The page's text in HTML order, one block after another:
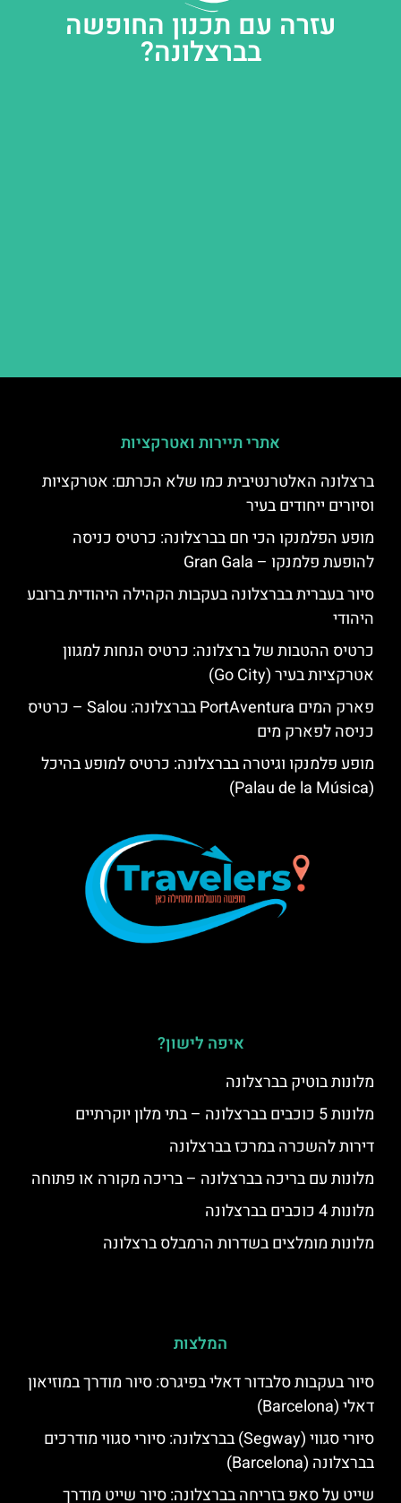
עזרה עם תכנון החופשה
בברצלונה?
אתרי תיירות ואטרקציות
ברצלונה האלטרנטיבית כמו שלא הכרתם: אטרקציות
וסיורים ייחודים בעיר
מופע הפלמנקו הכי חם בברצלונה: כרטיס כניסה
להופעת פלמנקו – Gran Gala
סיור בעברית בברצלונה בעקבות הקהילה היהודית ברובע
היהודי
כרטיס ההטבות של ברצלונה: כרטיס הנחות למגוון
אטרקציות בעיר (Go City)
פארק המים PortAventura בברצלונה: Salou – כרטיס
כניסה לפארק מים
מופע פלמנקו וגיטרה בברצלונה: כרטיס למופע בהיכל
(Palau de la Música)
איפה לישון?
מלונות בוטיק בברצלונה
מלונות 5 כוכבים בברצלונה – בתי מלון יוקרתיים
דירות להשכרה במרכז בברצלונה
מלונות עם בריכה בברצלונה – בריכה מקורה או פתוחה
מלונות 4 כוכבים בברצלונה
מלונות מומלצים בשדרות הרמבלס ברצלונה
המלצות
סיור בעקבות סלבדור דאלי בפיגרס: סיור מודרך במוזיאון
דאלי (Barcelona)
סיורי סגווי (Segway) בברצלונה: סיורי סגווי מודרכים
בברצלונה (Barcelona)
שייט על סאפ בזריחה בברצלונה: סיור שייט מודרך